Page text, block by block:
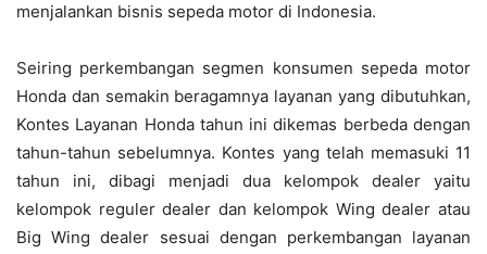
menjalankan bisnis sepeda motor di Indonesia.
Seiring perkembangan segmen konsumen sepeda motor
Honda dan semakin beragamnya layanan yang dibutuhkan,
Kontes Layanan Honda tahun ini dikemas berbeda dengan
tahun-tahun sebelumnya. Kontes yang telah memasuki 11
tahun ini, dibagi menjadi dua kelompok dealer yaitu
kelompok reguler dealer dan kelompok Wing dealer atau
Big Wing dealer sesuai dengan perkembangan layanan